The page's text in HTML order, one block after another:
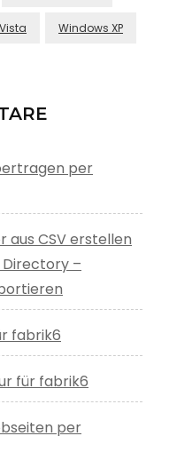
Windows XP
per
CSV erstellen
–
fabrik6
für fabrik6
per